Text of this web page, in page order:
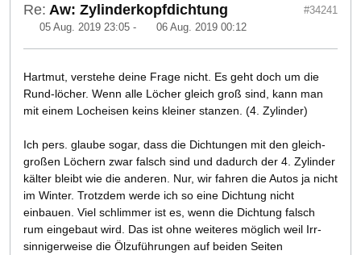
Re: Aw: Zylinderkopfdichtung
05 Aug. 2019 23:05 - 06 Aug. 2019 00:12
#34241
Hartmut, verstehe deine Frage nicht. Es geht doch um die
Rund-löcher. Wenn alle Löcher gleich groß sind, kann man
mit einem Locheisen keins kleiner stanzen. (4. Zylinder)
Ich pers. glaube sogar, dass die Dichtungen mit den gleich-
großen Löchern zwar falsch sind und dadurch der 4. Zylinder
kälter bleibt wie die anderen. Nur, wir fahren die Autos ja nicht
im Winter. Trotzdem werde ich so eine Dichtung nicht
einbauen. Viel schlimmer ist es, wenn die Dichtung falsch
rum eingebaut wird. Das ist ohne weiteres möglich weil Irr-
sinnigerweise die Ölzuführungen auf beiden Seiten